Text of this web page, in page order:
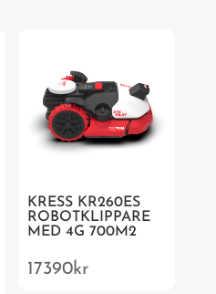
KRESS KR260ES
ROBOTKLIPPARE
MED 4G 700M2
17390kr